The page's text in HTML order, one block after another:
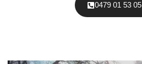
0479 01 53 05